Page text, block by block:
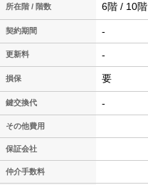
所在階 / 階数 6階 / 10階
契約期間 -
更新料 -
損保 要
鍵交換代 -
その他費用
保証会社
仲介手数料